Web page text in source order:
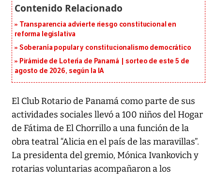
Transparencia advierte riesgo constitucional en
reforma legislativa
Soberanía popular y constitucionalismo democrático
Pirámide de Lotería de Panamá | sorteo de este 5 de
agosto de 2026, según la IA
El Club Rotario de Panamá como parte de sus
actividades sociales llevó a 100 niños del Hogar
de Fátima de El Chorrillo a una función de la
obra teatral “Alicia en el país de las maravillas”.
La presidenta del gremio, Mónica Ivankovich y
rotarias voluntarias acompañaron a los